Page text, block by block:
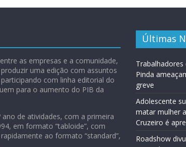
as empresas e a comunidade,
uma edição com assuntos
com linha editorial do
para o aumento do PIB da
de atividades, com a primeira
em formato “tabloide”, com
ao formato “standard”,
Últimas
Trabalhadores
Pinda
greve
Adolescente
matar mulher
Cruzeiro é
Roadshow